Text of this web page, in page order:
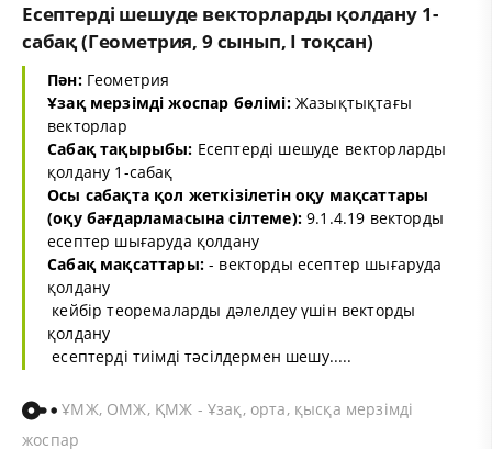
Есептерді шешуде векторларды қолдану 1-
сабақ (Геометрия, 9 сынып, I тоқсан)
Пән:Геометрия
Ұзақ мерзімді жоспар бөлімі:Жазықтықтағы
векторлар
Сабақ тақырыбы: Есептерді шешуде векторларды
қолдану 1-сабақ
Осы сабақта қол жеткізілетін оқу мақсаттары
(оқу бағдарламасына сілтеме):9.1.4.19 векторды
есептер шығаруда қолдану
Сабақ мақсаттары:- векторды есептер шығаруда
қолдану
­ кейбір теоремаларды дәлелдеу үшін векторды
қолдану
­ есептерді тиімді тәсілдермен шешу.....
ҰМЖ, ОМЖ, ҚМЖ - Ұзақ, орта, қысқа мерзімді
жоспар